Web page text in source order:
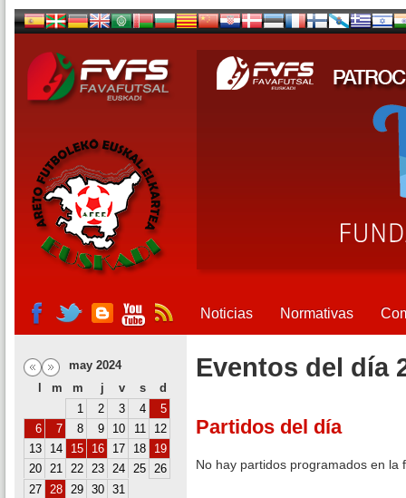
Noticias Normativas
may 2024
m m j v s
d
1
2 3 4
5
6
7 8 9 10 11
12
13
14 15 16 17 18
19
20 21 22 23 24 25 26
27 28 29 30 31
Eventos del día
Partidos del día
No hay partidos programados en la